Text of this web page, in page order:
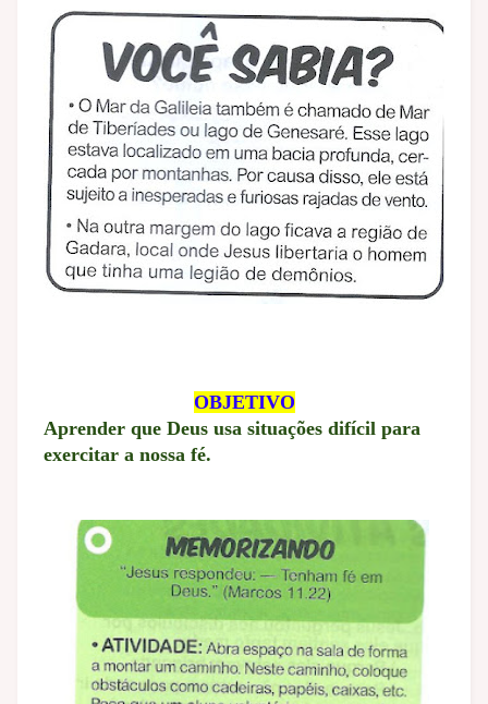
OBJETIVO
Aprender que Deus usa situações difícil para
exercitar a nossa fé.